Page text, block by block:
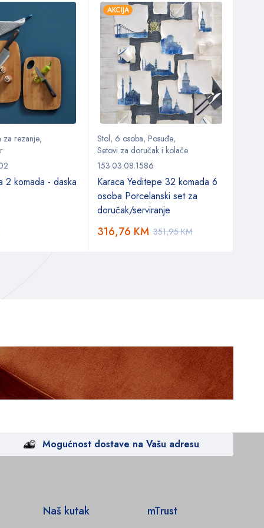
za rezanje,
2 komada - daska
AKCIJA
Stol, 6 osoba, Posuđe,
Setovi za doručak i kolače
153.03.08.1586
Karaca Yeditepe 32 komada 6
osoba Porcelanski set za
doručak/serviranje
351,95KM
316,76 KM
Mogućnost dostave na Vašu adresu
Naš kutak mTrust